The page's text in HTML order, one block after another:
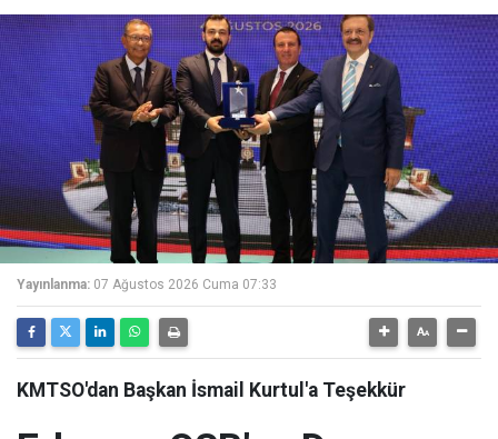
Yayınlanma: 07 Ağustos 2026 Cuma 07:33
KMTSO'dan Başkan İsmail Kurtul'a Teşekkür